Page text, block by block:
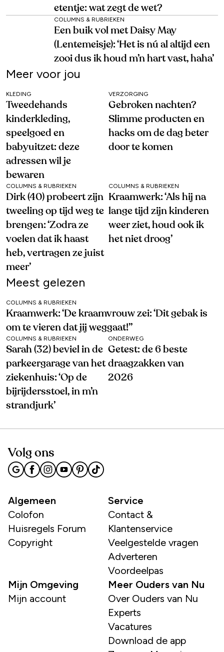
etentje: wat zegt de wet?
COLUMNS & RUBRIEKEN
Een buik vol met Daisy May
(Lentemeisje): ‘Het is nú al altijd een
zooi dus ik houd m’n hart vast, haha’
Meer voor jou
KLEDING
Tweedehands
kinderkleding,
speelgoed en
babyuitzet: deze
adressen wil je
bewaren
VERZORGING
Gebroken nachten?
Slimme producten en
hacks om de dag beter
door te komen
COLUMNS & RUBRIEKEN
Dirk (40) probeert zijn
tweeling op tijd weg te
brengen: ‘Zodra ze
voelen dat ik haast
heb, vertragen ze juist
meer’
COLUMNS & RUBRIEKEN
Kraamwerk: ‘Als hij na
lange tijd zijn kinderen
weer ziet, houd ook ik
het niet droog’
Meest gelezen
COLUMNS & RUBRIEKEN
Kraamwerk: ‘De kraamvrouw zei: ‘Dit gebak is
om te vieren dat jij weggaat!’’
COLUMNS & RUBRIEKEN
Sarah (32) beviel in de
parkeergarage van het
ziekenhuis: ‘Op de
bijrijdersstoel, in m’n
strandjurk’
ONDERWEG
Getest: de 6 beste
draagzakken van
2026
Volg ons
Algemeen
Colofon
Huisregels Forum
Copyright
Service
Contact &
Klantenservice
Veelgestelde vragen
Adverteren
Voordeelpas
Mijn Omgeving
Mijn account
Meer Ouders van Nu
Over Ouders van Nu
Experts
Vacatures
Download de app